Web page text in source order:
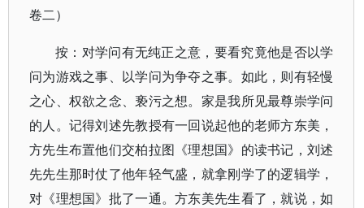
卷二）
按：对学问有无纯正之意，要看究竟他是否以学
问为游戏之事、以学问为争夺之事。如此，则有轻慢
之心、权欲之念、亵污之想。家是我所见最尊崇学问
的人。记得刘述先教授有一回说起他的老师方东美，
方先生布置他们交柏拉图《理想国》的读书记，刘述
先先生那时仗了他年轻气盛，就拿刚学了的逻辑学，
对《理想国》批了一通。方东美先生看了，就说，如